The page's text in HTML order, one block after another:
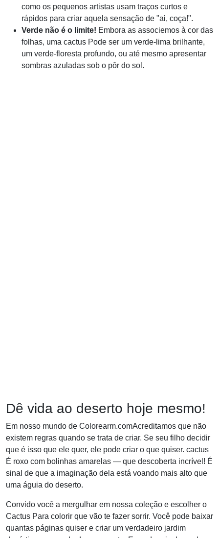
como os pequenos artistas usam traços curtos e
rápidos para criar aquela sensação de "ai, coça!".
Verde não é o limite! Embora as associemos à cor das
folhas, uma cactus Pode ser um verde-lima brilhante,
um verde-floresta profundo, ou até mesmo apresentar
sombras azuladas sob o pôr do sol.
Dê vida ao deserto hoje mesmo!
Em nosso mundo de Colorearm.comAcreditamos que não
existem regras quando se trata de criar. Se seu filho decidir
que é isso que ele quer, ele pode criar o que quiser. cactus
É roxo com bolinhas amarelas — que descoberta incrível! É
sinal de que a imaginação dela está voando mais alto que
uma águia do deserto.
Convido você a mergulhar em nossa coleção e escolher o
Cactus Para colorir que vão te fazer sorrir. Você pode baixar
quantas páginas quiser e criar um verdadeiro jardim